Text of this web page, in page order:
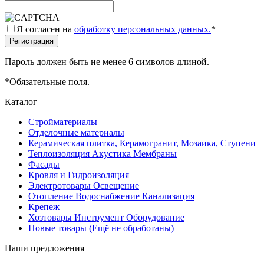
Я согласен на обработку персональных данных.*
Пароль должен быть не менее 6 символов длиной.
*Обязательные поля.
Каталог
Стройматериалы
Отделочные материалы
Керамическая плитка, Керамогранит, Мозаика, Ступени
Теплоизоляция Акустика Мембраны
Фасады
Кровля и Гидроизоляция
Электротовары Освещение
Отопление Водоснабжение Канализация
Крепеж
Хозтовары Инструмент Оборудование
Новые товары (Ещё не обработаны)
Наши предложения